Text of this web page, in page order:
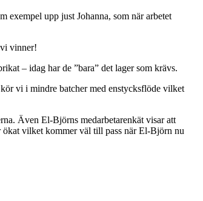
exempel upp just Johanna, som när arbetet
vinner!
– idag har de ”bara” det lager som krävs.
vi i mindre batcher med enstycksflöde vilket
Även El‑Björns medarbetarenkät visar att
vilket kommer väl till pass när El‑Björn nu